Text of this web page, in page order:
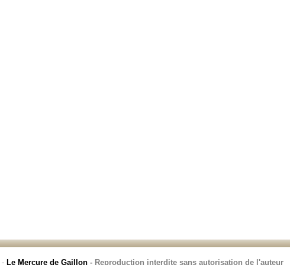
- Le Mercure de Gaillon - Reproduction interdite sans autorisation de l'auteur